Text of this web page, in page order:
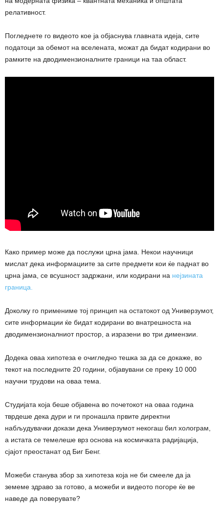
релативност.
Погледнете го видеото кое ја објаснува главната идеја, сите
податоци за обемот на вселената, можат да бидат кодирани во
рамките на дводимензионалните граници на таа област.
Како пример може да послужи црна јама. Некои научници
мислат дека информациите за сите предмети кои ќе паднат во
црна јама, се всушност задржани, или кодирани на нејзината
граница.
Доколку го примениме тој принцип на остатокот од Универзумот,
сите информации ќе бидат кодирани во внатрешноста на
дводимензионалниот простор, а изразени во три димензии.
Додека оваа хипотеза е очигледно тешка за да се докаже, во
текот на последните 20 години, објавувани се преку 10 000
научни трудови на оваа тема.
Студијата која беше објавена во почетокот на оваа година
тврдеше дека дури и ги пронашла првите директни
набљудувачки докази дека Универзумот некогаш бил холограм,
а истата се темелеше врз основа на космичката радијација,
сјајот преостанат од Биг Бенг.
Можеби станува збор за хипотеза која не би смееле да ја
земеме здраво за готово, а можеби и видеото погоре ќе ве
наведе да поверувате?